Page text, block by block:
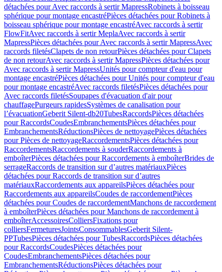
détachées pour Avec raccords à sertir MapressRobinets à boisseau
sphérique pour montage encastréPièces détachées pour Robinets à
boisseau sphérique pour montage encastréAvec raccords à sertir
FlowFitAvec raccords à sertir MeplaAvec raccords à sertir
MapressPièces détachées pour Avec raccords à sertir MapressAvec
raccords filetésClapets de non retourPièces détachées pour Clapets
de non retourAvec raccords à sertir MapressPièces détachées pour
Avec raccords à sertir MapressUnités pour compteur d'eau pour
montage encastréPièces détachées pour Unités pour compteur d'eau
pour montage encastréAvec raccords filetésPièces détachées pour
Avec raccords filetésSoupapes d'évacuation d'air pour
chauffagePurgeurs rapidesSystèmes de canalisation pour
l’évacuationGeberit Silent-db20TubesRaccordsPièces détachées
pour RaccordsCoudesEmbranchementsPièces détachées pour
EmbranchementsRéductionsPièces de nettoyagePièces détachées
pour Pièces de nettoyageRaccordementsPièces détachées pour
RaccordementsRaccordements à souderRaccordements à
emboîterPièces détachées pour Raccordements à emboîterBrides de
serrageRaccords de transition sur d’autres matériauxPièces
détachées pour Raccords de transition sur d’autres
matériauxRaccordements aux appareilsPièces détachées pour
Raccordements aux appareilsCoudes de raccordementPièces
détachées pour Coudes de raccordementManchons de raccordement
à emboîterPièces détachées pour Manchons de raccordement à
emboîterAccessoiresColliersFixations pour
colliersFermeturesJointsConsommablesGeberit Silent-
PPTubesPièces détachées pour TubesRaccordsPièces détachées
pour RaccordsCoudesPièces détachées pour
CoudesEmbranchementsPièces détachées pour
EmbranchementsRéductionsPièces détachées pour